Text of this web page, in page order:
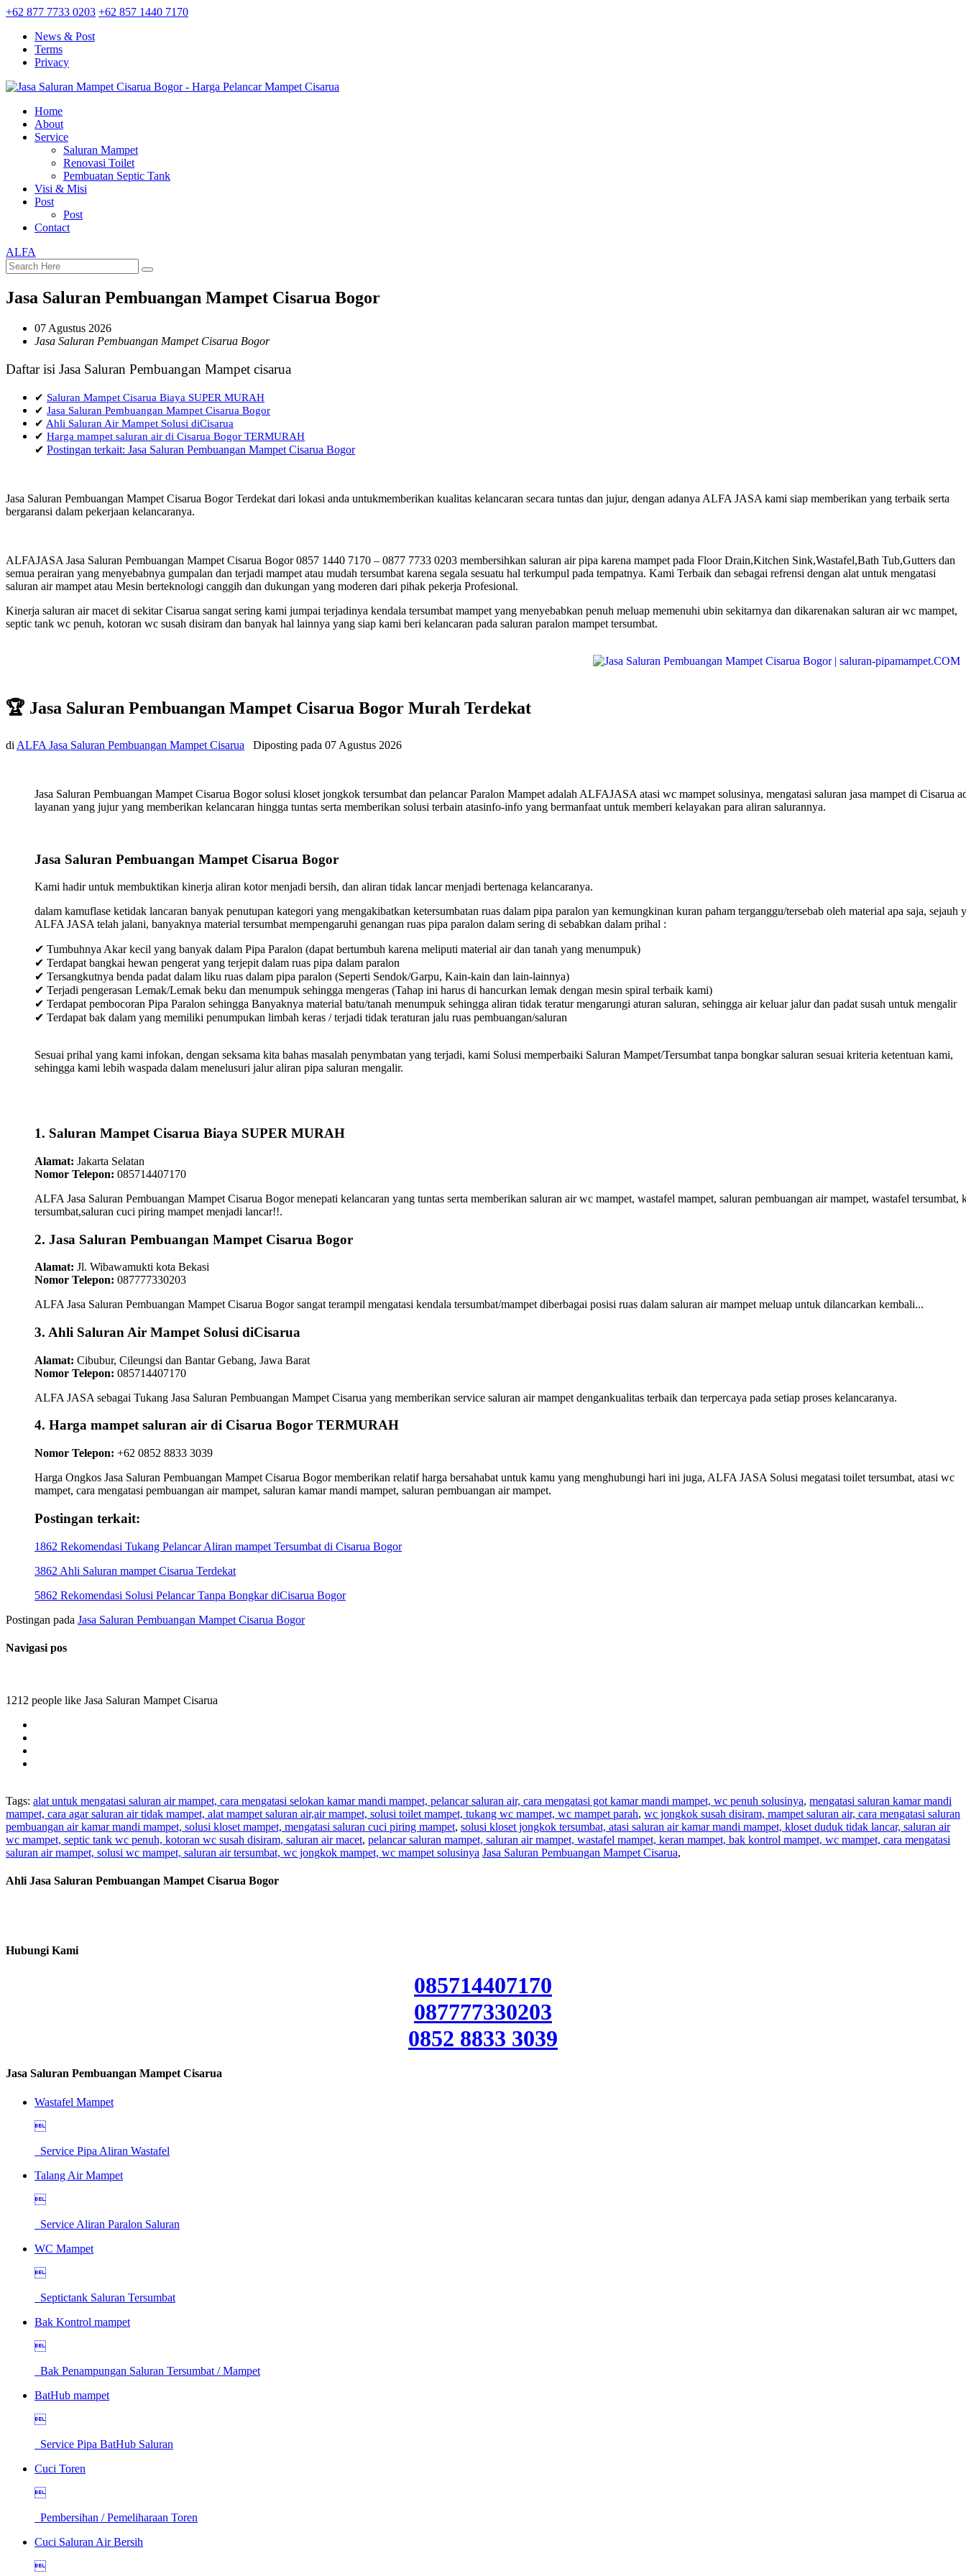
+62 877 7733 0203 +62 857 1440 7170
News & Post
Terms
Privacy
Home
About
Service
Saluran Mampet
Renovasi Toilet
Pembuatan Septic Tank
Visi & Misi
Post
Post
Contact
ALFA
Jasa Saluran Pembuangan Mampet Cisarua Bogor
07 Agustus 2026
Jasa Saluran Pembuangan Mampet Cisarua Bogor
Daftar isi Jasa Saluran Pembuangan Mampet cisarua
✔ Saluran Mampet Cisarua Biaya SUPER MURAH
✔ Jasa Saluran Pembuangan Mampet Cisarua Bogor
✔ Ahli Saluran Air Mampet Solusi diCisarua
✔ Harga mampet saluran air di Cisarua Bogor TERMURAH
✔ Postingan terkait: Jasa Saluran Pembuangan Mampet Cisarua Bogor
Jasa Saluran Pembuangan Mampet Cisarua Bogor Terdekat dari lokasi anda untukmemberikan kualitas kelancaran secara tuntas dan jujur, dengan adanya ALFA JASA kami siap memberikan yang terbaik serta
bergaransi dalam pekerjaan kelancaranya.
ALFAJASA Jasa Saluran Pembuangan Mampet Cisarua Bogor 0857 1440 7170 – 0877 7733 0203 membersihkan saluran air pipa karena mampet pada Floor Drain,Kitchen Sink,Wastafel,Bath Tub,Gutters dan
semua perairan yang menyebabnya gumpalan dan terjadi mampet atau mudah tersumbat karena segala sesuatu hal terkumpul pada tempatnya. Kami Terbaik dan sebagai refrensi dengan alat untuk mengatasi
saluran air mampet atau Mesin berteknologi canggih dan dukungan yang moderen dari pihak pekerja Profesional.
Kinerja saluran air macet di sekitar Cisarua sangat sering kami jumpai terjadinya kendala tersumbat mampet yang menyebabkan penuh meluap memenuhi ubin sekitarnya dan dikarenakan saluran air wc mampet,
septic tank wc penuh, kotoran wc susah disiram dan banyak hal lainnya yang siap kami beri kelancaran pada saluran paralon mampet tersumbat.
🏆 Jasa Saluran Pembuangan Mampet Cisarua Bogor Murah Terdekat
di ALFA Jasa Saluran Pembuangan Mampet Cisarua Diposting pada 07 Agustus 2026
Jasa Saluran Pembuangan Mampet Cisarua Bogor solusi kloset jongkok tersumbat dan pelancar Paralon Mampet adalah ALFAJASA atasi wc mampet solusinya, mengatasi saluran jasa mampet di Cisarua
layanan yang jujur yang memberikan kelancaran hingga tuntas serta memberikan solusi terbain atasinfo-info yang bermanfaat untuk memberi kelayakan para aliran salurannya.
Jasa Saluran Pembuangan Mampet Cisarua Bogor
Kami hadir untuk membuktikan kinerja aliran kotor menjadi bersih, dan aliran tidak lancar menjadi bertenaga kelancaranya.
dalam kamuflase ketidak lancaran banyak penutupan kategori yang mengakibatkan ketersumbatan ruas dalam pipa paralon yan kemungkinan kuran paham terganggu/tersebab oleh material apa saja, sejauh
ALFA JASA telah jalani, banyaknya material tersumbat mempengaruhi genangan ruas pipa paralon dalam sering di sebabkan dalam prihal :
✔ Tumbuhnya Akar kecil yang banyak dalam Pipa Paralon (dapat bertumbuh karena meliputi material air dan tanah yang menumpuk)
✔ Terdapat bangkai hewan pengerat yang terjepit dalam ruas pipa dalam paralon
✔ Tersangkutnya benda padat dalam liku ruas dalam pipa paralon (Seperti Sendok/Garpu, Kain-kain dan lain-lainnya)
✔ Terjadi pengerasan Lemak/Lemak beku dan menumpuk sehingga mengeras (Tahap ini harus di hancurkan lemak dengan mesin spiral terbaik kami)
✔ Terdapat pembocoran Pipa Paralon sehingga Banyaknya material batu/tanah menumpuk sehingga aliran tidak teratur mengarungi aturan saluran, sehingga air keluar jalur dan padat susah untuk mengalir
✔ Terdapat bak dalam yang memiliki penumpukan limbah keras / terjadi tidak teraturan jalu ruas pembuangan/saluran
Sesuai prihal yang kami infokan, dengan seksama kita bahas masalah penymbatan yang terjadi, kami Solusi memperbaiki Saluran Mampet/Tersumbat tanpa bongkar saluran sesuai kriteria ketentuan kami,
sehingga kami lebih waspada dalam menelusuri jalur aliran pipa saluran mengalir.
1. Saluran Mampet Cisarua Biaya SUPER MURAH
Alamat: Jakarta Selatan
Nomor Telepon: 085714407170
ALFA Jasa Saluran Pembuangan Mampet Cisarua Bogor menepati kelancaran yang tuntas serta memberikan saluran air wc mampet, wastafel mampet, saluran pembuangan air mampet, wastafel tersumbat,
tersumbat,saluran cuci piring mampet menjadi lancar!!.
2. Jasa Saluran Pembuangan Mampet Cisarua Bogor
Alamat: Jl. Wibawamukti kota Bekasi
Nomor Telepon: 087777330203
ALFA Jasa Saluran Pembuangan Mampet Cisarua Bogor sangat terampil mengatasi kendala tersumbat/mampet diberbagai posisi ruas dalam saluran air mampet meluap untuk dilancarkan kembali...
3. Ahli Saluran Air Mampet Solusi diCisarua
Alamat: Cibubur, Cileungsi dan Bantar Gebang, Jawa Barat
Nomor Telepon: 085714407170
ALFA JASA sebagai Tukang Jasa Saluran Pembuangan Mampet Cisarua yang memberikan service saluran air mampet dengankualitas terbaik dan terpercaya pada setiap proses kelancaranya.
4. Harga mampet saluran air di Cisarua Bogor TERMURAH
Nomor Telepon: +62 0852 8833 3039
Harga Ongkos Jasa Saluran Pembuangan Mampet Cisarua Bogor memberikan relatif harga bersahabat untuk kamu yang menghubungi hari ini juga, ALFA JASA Solusi megatasi toilet tersumbat, atasi wc
mampet, cara mengatasi pembuangan air mampet, saluran kamar mandi mampet, saluran pembuangan air mampet.
Postingan terkait:
1862 Rekomendasi Tukang Pelancar Aliran mampet Tersumbat di Cisarua Bogor
3862 Ahli Saluran mampet Cisarua Terdekat
5862 Rekomendasi Solusi Pelancar Tanpa Bongkar diCisarua Bogor
Postingan pada Jasa Saluran Pembuangan Mampet Cisarua Bogor
Navigasi pos
1212 people like Jasa Saluran Mampet Cisarua
Tags: alat untuk mengatasi saluran air mampet, cara mengatasi selokan kamar mandi mampet, pelancar saluran air, cara mengatasi got kamar mandi mampet, wc penuh solusinya, mengatasi saluran kamar mandi
mampet, cara agar saluran air tidak mampet, alat mampet saluran air,air mampet, solusi toilet mampet, tukang wc mampet, wc mampet parah, wc jongkok susah disiram, mampet saluran air, cara mengatasi saluran
pembuangan air kamar mandi mampet, solusi kloset mampet, mengatasi saluran cuci piring mampet, solusi kloset jongkok tersumbat, atasi saluran air kamar mandi mampet, kloset duduk tidak lancar, saluran air
wc mampet, septic tank wc penuh, kotoran wc susah disiram, saluran air macet, pelancar saluran mampet, saluran air mampet, wastafel mampet, keran mampet, bak kontrol mampet, wc mampet, cara mengatasi
saluran air mampet, solusi wc mampet, saluran air tersumbat, wc jongkok mampet, wc mampet solusinya Jasa Saluran Pembuangan Mampet Cisarua,
Ahli Jasa Saluran Pembuangan Mampet Cisarua Bogor
Hubungi Kami
085714407170
087777330203
0852 8833 3039
Jasa Saluran Pembuangan Mampet Cisarua
Wastafel Mampet

Service Pipa Aliran Wastafel
Talang Air Mampet

Service Aliran Paralon Saluran
WC Mampet

Septictank Saluran Tersumbat
Bak Kontrol mampet

Bak Penampungan Saluran Tersumbat / Mampet
BatHub mampet

Service Pipa BatHub Saluran
Cuci Toren

Pembersihan / Pemeliharaan Toren
Cuci Saluran Air Bersih
